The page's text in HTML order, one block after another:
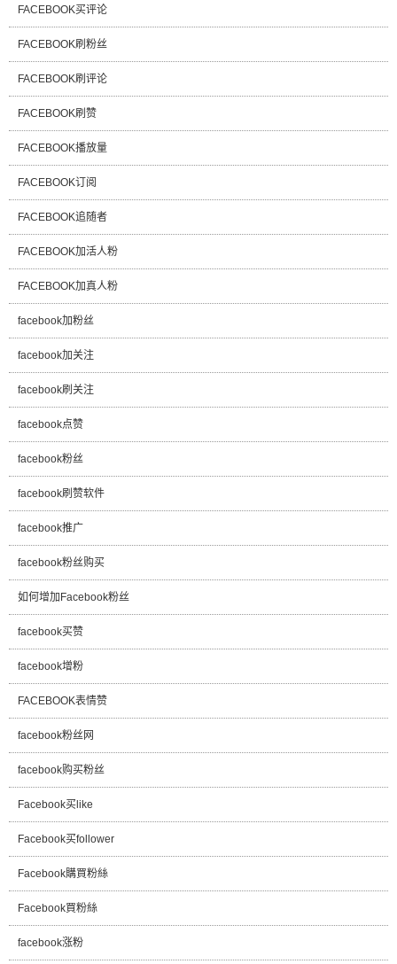
FACEBOOK买评论
FACEBOOK刷粉丝
FACEBOOK刷评论
FACEBOOK刷赞
FACEBOOK播放量
FACEBOOK订阅
FACEBOOK追随者
FACEBOOK加活人粉
FACEBOOK加真人粉
facebook加粉丝
facebook加关注
facebook刷关注
facebook点赞
facebook粉丝
facebook刷赞软件
facebook推广
facebook粉丝购买
如何增加Facebook粉丝
facebook买赞
facebook增粉
FACEBOOK表情赞
facebook粉丝网
facebook购买粉丝
Facebook买like
Facebook买follower
Facebook購買粉絲
Facebook買粉絲
facebook涨粉